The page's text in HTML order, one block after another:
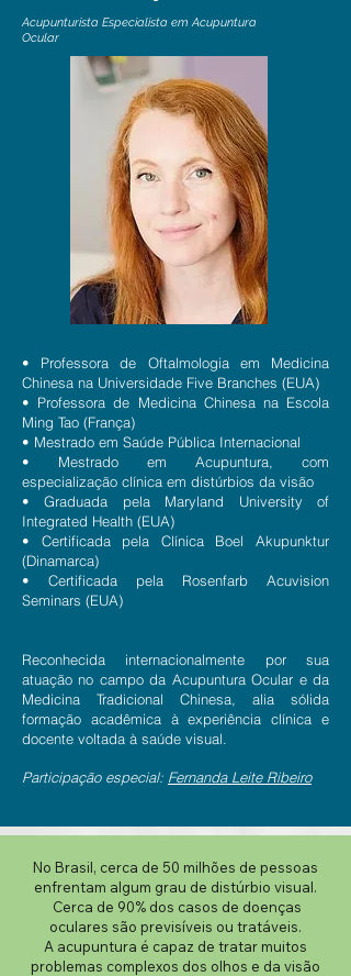
Acupunturista Especialista em Acupuntura
Ocular
• Professora de Oftalmologia em Medicina
Chinesa na Universidade Five Branches (EUA)
• Professora de Medicina Chinesa na Escola
Ming Tao (França)
• Mestrado em Saúde Pública Internacional
• Mestrado em Acupuntura, com
especialização clínica em distúrbios da visão
• Graduada pela Maryland University of
Integrated Health (EUA)
• Certificada pela Clínica Boel Akupunktur
(Dinamarca)
• Certificada pela Rosenfarb Acuvision
Seminars (EUA)
Reconhecida internacionalmente por sua
atuação no campo da Acupuntura Ocular e da
Medicina Tradicional Chinesa, alia sólida
formação acadêmica à experiência clínica e
docente voltada à saúde visual.
Participação especial: FernandaLeite Ribeiro
No Brasil, cerca de 50 milhões de pessoas
enfrentam algum grau de distúrbio visual.
Cerca de 90% dos casos de doenças
oculares são previsíveis ou tratáveis.
A acupuntura é capaz de tratar muitos
problemas complexos dos olhos e da visão